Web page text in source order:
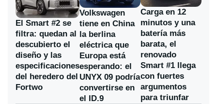
El Smart #2 se
filtra: quedan al
descubierto el
diseño y las
especificaciones
del heredero del
Fortwo
Volkswagen
tiene en China
la berlina
eléctrica que
Europa está
esperando: el
UNYX 09 podría
convertirse en
el ID.9
Carga en 12
minutos y una
batería más
barata, el
renovado
Smart #1 llega
con fuertes
argumentos
para triunfar